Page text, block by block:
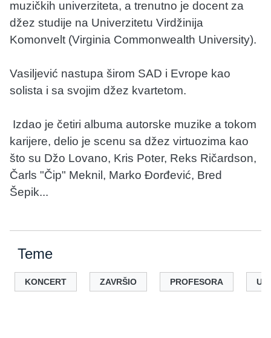
muzičkih univerziteta, a trenutno je docent za
džez studije na Univerzitetu Virdžinija
Komonvelt (Virginia Commonwealth University).
Vasiljević nastupa širom SAD i Evrope kao
solista i sa svojim džez kvartetom.
Izdao je četiri albuma autorske muzike a tokom
karijere, delio je scenu sa džez virtuozima kao
što su Džo Lovano, Kris Poter, Reks Ričardson,
Čarls "Čip" Meknil, Marko Đorđević, Bred
Šepik...
Teme
KONCERT ZAVRŠIO PROFESORA